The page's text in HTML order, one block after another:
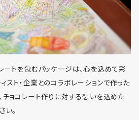
レートを包むパッケージは、心を込めて彩
スト・企業とのコラボレーションで作った
チョコレート作りに対する想いを込めた
い。